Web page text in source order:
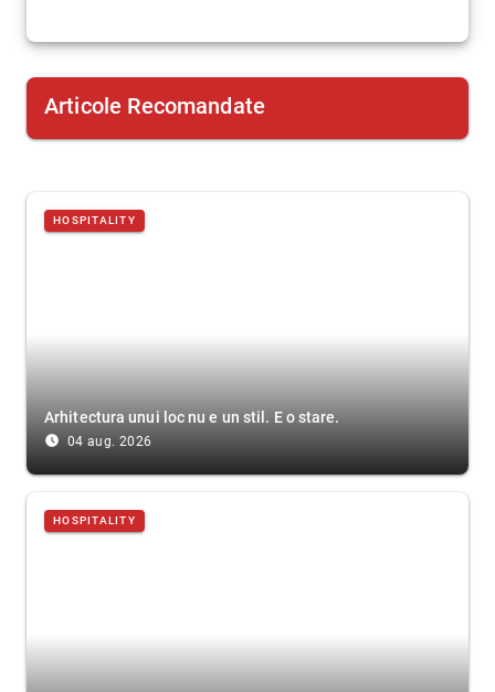
Articole Recomandate
HOSPITALITY
Arhitectura unui loc nu e un stil. E o stare.
access_time_filled 04 aug. 2026
HOSPITALITY